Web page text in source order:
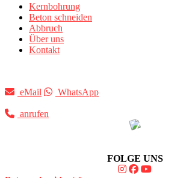
Kernbohrung
Beton schneiden
Abbruch
Über uns
Kontakt
eMail WhatsApp
anrufen
FOLGE UNS